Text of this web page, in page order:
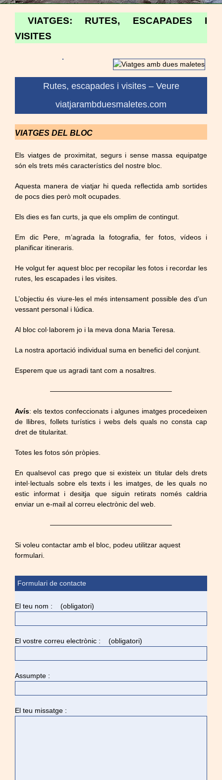
VIATGES: RUTES, ESCAPADES I
VISITES
Rutes, escapades i visites – Veure
viatjarambduesmaletes.com
VIATGES DEL BLOC
Els viatges de proximitat, segurs i sense massa equipatge
són els trets més característics del nostre bloc.
Aquesta manera de viatjar hi queda reflectida amb sortides
de pocs dies però molt ocupades.
Els dies es fan curts, ja que els omplim de contingut.
Em dic Pere, m’agrada la fotografia, fer fotos, vídeos i
planificar itineraris.
He volgut fer aquest bloc per recopilar les fotos i recordar les
rutes, les escapades i les visites.
L’objectiu és viure-les el més intensament possible des d’un
vessant personal i lúdica.
Al bloc col·laborem jo i la meva dona Maria Teresa.
La nostra aportació individual suma en benefici del conjunt.
Esperem que us agradi tant com a nosaltres.
—————————————————–
Avís: els textos confeccionats i algunes imatges procedeixen
de llibres, follets turístics i webs dels quals no consta cap
dret de titularitat.
Totes les fotos són pròpies.
En qualsevol cas prego que si existeix un titular dels drets
intel·lectuals sobre els texts i les imatges, de les quals no
estic informat i desitja que siguin retirats només caldria
enviar un e-mail al correu electrònic del web.
—————————————————–
Si voleu contactar amb el bloc, podeu utilitzar aquest
formulari.
Formulari de contacte
El teu nom : (obligatori)
El vostre correu electrònic : (obligatori)
Assumpte :
El teu missatge :